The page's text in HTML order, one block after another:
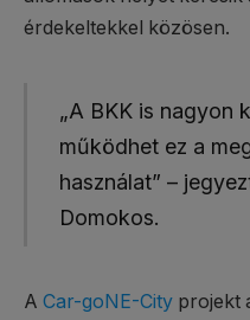
érdekeltekkel közösen.
„A BKK is nagyon
működhet ez a
használat” –
Domokos.
A Car-goNE-City projekt